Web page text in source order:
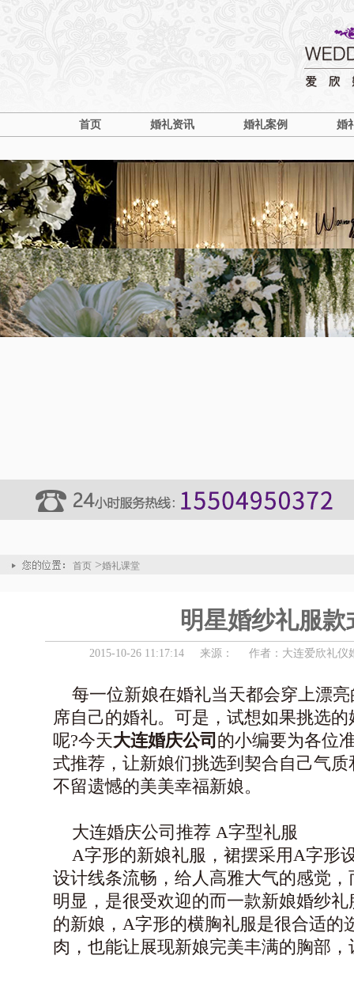
首页 婚礼资讯 婚礼案例 婚
首页 >婚礼课堂
明星婚纱礼服款
2015-10-26 11:17:14 来源： 作者：大连爱欣礼仪
每一位新娘在婚礼当天都会穿上漂
席自己的婚礼。可是，试想如果挑选
呢?今天大连婚庆公司 的小编要为各位
式推荐，让新娘们挑选到契合自己气
不留遗憾的美美幸福新娘。
大连婚庆公司 推荐 A字型礼服
A字形的新娘礼服，裙摆采用A字形
设计线条流畅，给人高雅大气的感觉
明显，是很受欢迎的而一款新娘婚纱
的新娘，A字形的横胸礼服是很合适的
肉，也能让展现新娘完美丰满的胸部